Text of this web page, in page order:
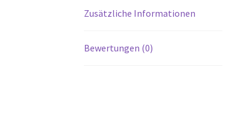
Zusätzliche Informationen
Bewertungen (0)